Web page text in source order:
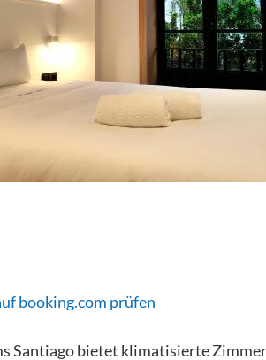
booking.com prüfen
Santiago bietet klimatisierte